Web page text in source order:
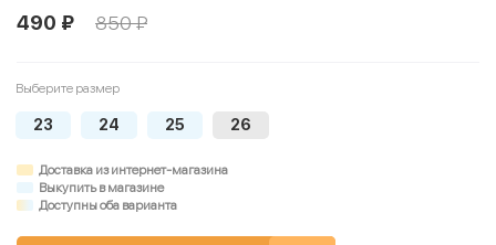
490 ₽ 850 ₽
Выберите размер
23 24 25 26
Доставка из интернет-магазина
Выкупить в магазине
Доступны оба варианта